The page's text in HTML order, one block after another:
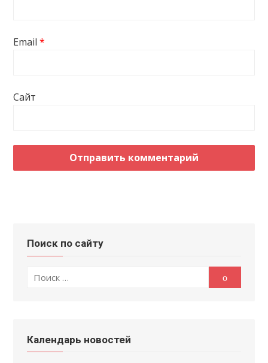
Email*
Сайт
Поиск по сайту
по:
Календарь новостей